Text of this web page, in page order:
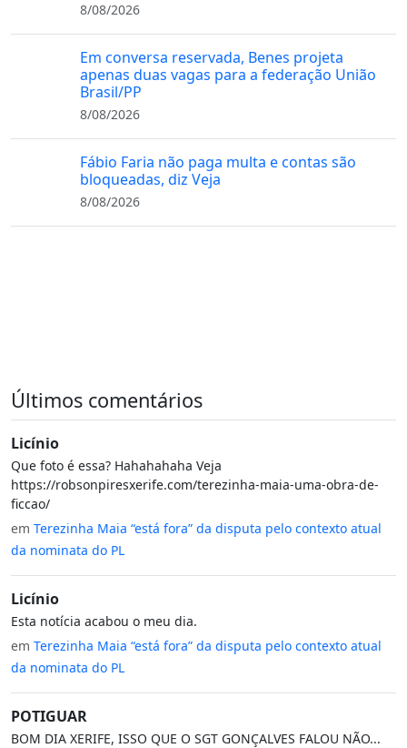
8/08/2026
Em conversa reservada, Benes projeta
apenas duas vagas para a federação União
Brasil/PP
8/08/2026
Fábio Faria não paga multa e contas são
bloqueadas, diz Veja
8/08/2026
Últimos comentários
Licínio
Que foto é essa? Hahahahaha Veja
https://robsonpiresxerife.com/terezinha-maia-uma-obra-de-
ficcao/
em Terezinha Maia “está fora” da disputa pelo contexto atual
da nominata do PL
Licínio
Esta notícia acabou o meu dia.
em Terezinha Maia “está fora” da disputa pelo contexto atual
da nominata do PL
POTIGUAR
BOM DIA XERIFE, ISSO QUE O SGT GONÇALVES FALOU NÃO...